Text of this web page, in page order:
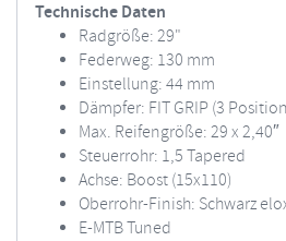
Technische Daten
Radgröße: 29"
Federweg: 130 mm
Einstellung: 44 mm
Dämpfer: FIT GRIP (3
Max. Reifengröße: 29 x 2,40″
Steuerrohr: 1,5 Tapered
Achse: Boost (15x110)
Oberrohr-Finish: Schwarz
E-MTB Tuned